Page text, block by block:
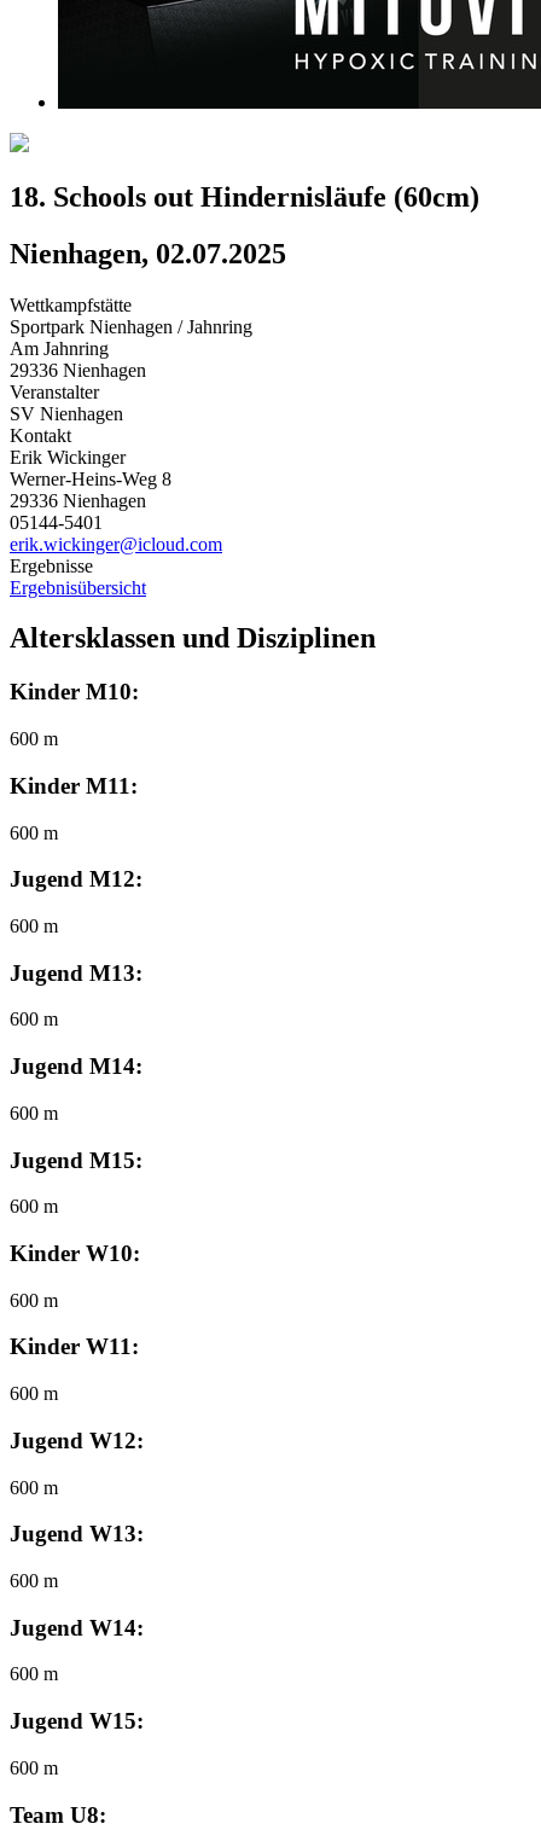
18. Schools out Hindernisläufe (60cm)
Nienhagen, 02.07.2025
Wettkampfstätte
Sportpark Nienhagen / Jahnring
Am Jahnring
29336 Nienhagen
Veranstalter
SV Nienhagen
Kontakt
Erik Wickinger
Werner-Heins-Weg 8
29336 Nienhagen
05144-5401
erik.wickinger@icloud.com
Ergebnisse
Ergebnisübersicht
Altersklassen und Disziplinen
Kinder M10:
600 m
Kinder M11:
600 m
Jugend M12:
600 m
Jugend M13:
600 m
Jugend M14:
600 m
Jugend M15:
600 m
Kinder W10:
600 m
Kinder W11:
600 m
Jugend W12:
600 m
Jugend W13:
600 m
Jugend W14:
600 m
Jugend W15:
600 m
Team U8: